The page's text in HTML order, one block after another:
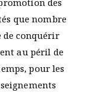
des
que nombre
de conquérir
au péril de
pour les